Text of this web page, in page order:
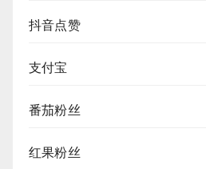
抖音点赞
支付宝
番茄粉丝
红果粉丝